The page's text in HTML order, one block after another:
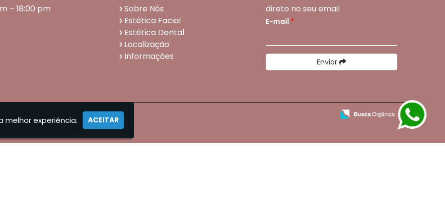
– 18:00 pm
Sobre Nós
Estética Facial
Estética Dental
Localização
Informações
direto no seu email
E-mail *
Enviar
melhor experiência. ACEITAR